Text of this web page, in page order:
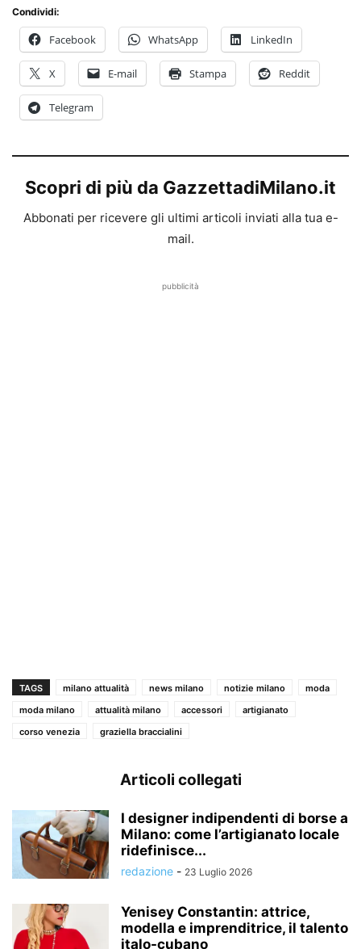
Condividi:
Facebook WhatsApp LinkedIn
X E-mail Stampa Reddit
Telegram
Scopri di più da GazzettadiMilano.it
Abbonati per ricevere gli ultimi articoli inviati alla tua e-
mail.
pubblicità
TAGS milano attualità news milano notizie milano
moda
moda milano
attualità milano accessori
artigianato
corso venezia
graziella braccialini
Articoli collegati
I designer indipendenti di borse a
Milano: come l’artigianato locale
ridefinisce...
redazione - 23 Luglio 2026
Yenisey Constantin: attrice,
modella e imprenditrice, il talento
italo-cubano